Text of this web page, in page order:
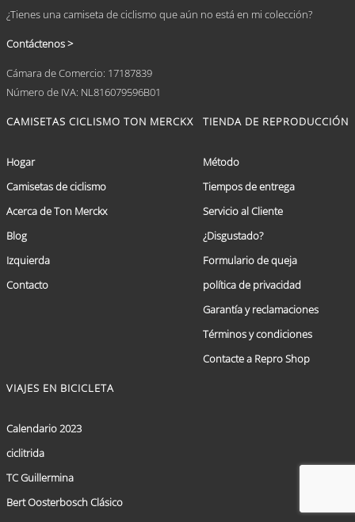
¿Tienes una camiseta de ciclismo que aún no está en mi colección?
Contáctenos >
Cámara de Comercio: 17187839
Número de IVA: NL816079596B01
CAMISETAS CICLISMO TON MERCKX
Hogar
Camisetas de ciclismo
Acerca de Ton Merckx
Blog
Izquierda
Contacto
TIENDA DE REPRODUCCIÓN
Método
Tiempos de entrega
Servicio al Cliente
¿Disgustado?
Formulario de queja
política de privacidad
Garantía y reclamaciones
Términos y condiciones
Contacte a Repro Shop
VIAJES EN BICICLETA
Calendario 2023
ciclitrida
TC Guillermina
Bert Oosterbosch Clásico